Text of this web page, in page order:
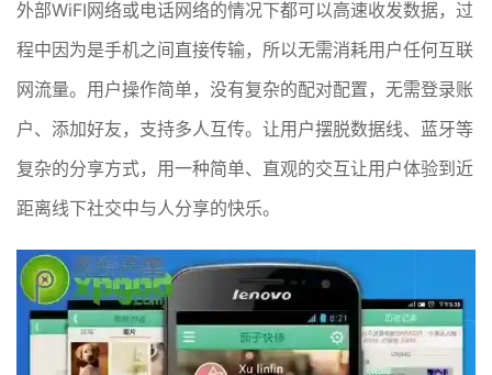
外部WiFI网络或电话网络的情况下都可以高速收发数据，过
程中因为是手机之间直接传输，所以无需消耗用户任何互联
网流量。用户操作简单，没有复杂的配对配置，无需登录账
户、添加好友，支持多人互传。让用户摆脱数据线、蓝牙等
复杂的分享方式，用一种简单、直观的交互让用户体验到近
距离线下社交中与人分享的快乐。